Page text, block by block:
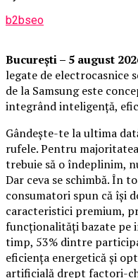
b2bseo
București – 5 august
legate de electrocasnice
de la Samsung este
integrând inteligență,
Gândește-te la ultima
rufele. Pentru
trebuie să o îndeplinim,
Dar ceva se schimbă. În
consumatori spun că își
caracteristici premium,
funcționalități bazate pe
timp, 53% dintre
eficiența energetică și
artificială drept factori-